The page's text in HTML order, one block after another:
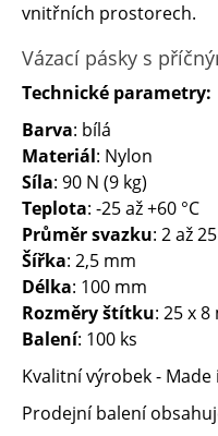
vnitřních prostorech.
Vázací pásky s
Technické parametry:
Barva: bílá
Materiál: Nylon
Síla: 90 N (9 kg)
Teplota: -25 až +60 °C
Průměr svazku: 2 až
Šířka: 2,5 mm
Délka: 100 mm
Rozměry štítku: 25 x 8
Balení: 100 ks
Kvalitní výrobek - Made
Prodejní balení